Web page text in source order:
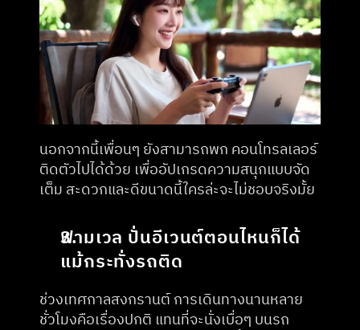
นอกจากนี้เพื่อนๆ ยังสามารถพก คอนโทรลเลอร์
ติดตัวไปได้ด้วย เพื่ออัปเกรดความสนุกแบบจัด
เต็ม สะดวกและดีขนาดนี้ใครล่ะจะไม่ชอบจริงมั้ย
ฟามเวล ปั่นอีเวนต์ตอนไหนก็ได้
แม้กระทั่งรถติด
ช่วงเทศกาลสงกรานต์ การเดินทางนานหลาย
ชั่วโมงคือเรื่องปกติ แทนที่จะนั่งเบื่อๆ บนรถ